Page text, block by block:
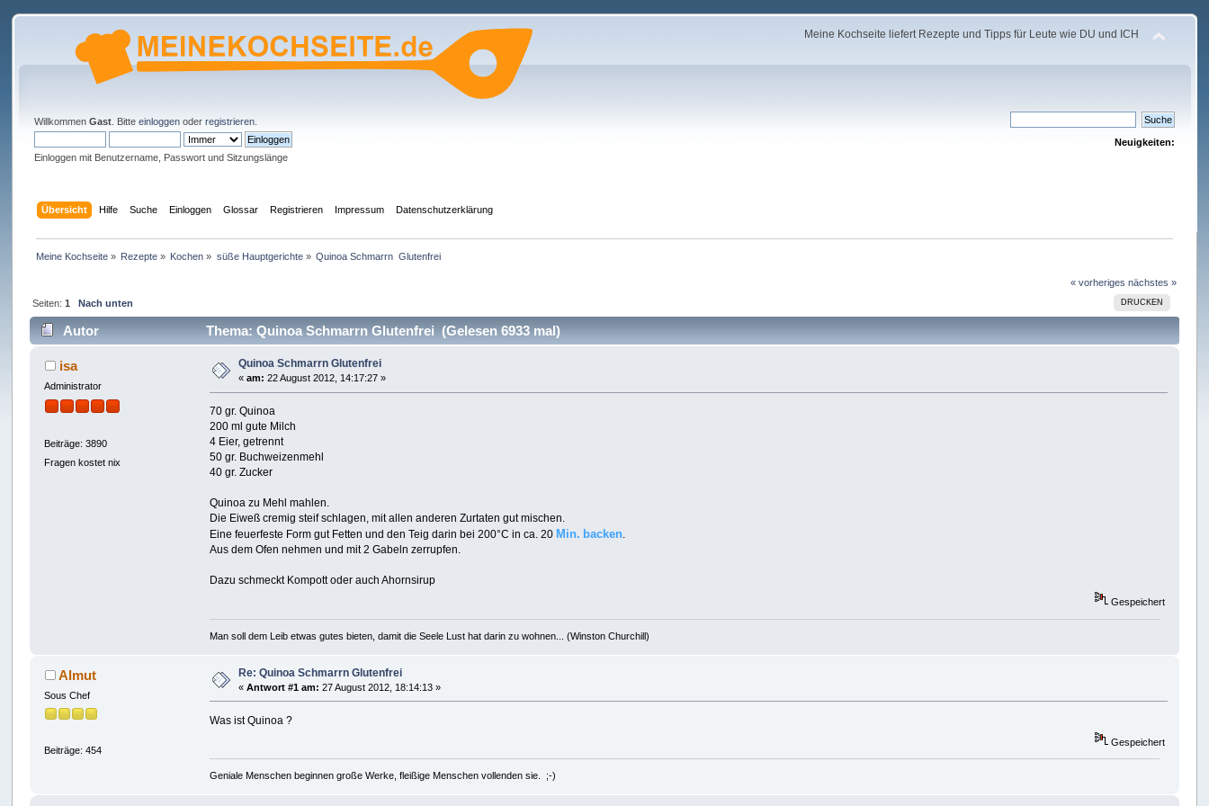
Meine Kochseite liefert Rezepte und Tipps für Leute wie DU und ICH
WillkommenGast . Bitteeinloggen oderregistrieren
Einloggen mit Benutzername, Passwort und Sitzungslänge
Neuigkeiten:
Übersicht Hilfe Suche Einloggen Glossar Registrieren Impressum Datenschutzerklärung
Meine Kochseite» Rezepte » Kochen » süße Hauptgerichte» Quinoa Schmarrn  Glutenfrei
« vorheriges nächstes »
DRUCKEN
Seiten: 1 Nach unten
Autor Thema: Quinoa Schmarrn Glutenfrei (Gelesen 6933 mal)
isa
Administrator
Beiträge: 3890
Fragen kostet nix
Quinoa Schmarrn Glutenfrei
«am: 22 August 2012, 14:17:27 »
70 gr. Quinoa
200 ml gute Milch
4 Eier, getrennt
50 gr. Buchweizenmehl
40 gr. Zucker
Quinoa zu Mehl mahlen.
Die Eiweß cremig steif schlagen, mit allen anderen Zurtaten gut mischen.
Eine feuerfeste Form gut Fetten und den Teig darin bei 200°C in ca. 20 Min. backen.
Aus dem Ofen nehmen und mit 2 Gabeln zerrupfen.
Dazu schmeckt Kompott oder auch Ahornsirup
Gespeichert
Man soll dem Leib etwas gutes bieten, damit die Seele Lust hat darin zu wohnen... (Winston Churchill)
Almut
Sous Chef
Beiträge: 454
Re: Quinoa Schmarrn Glutenfrei
«Antwort #1 am: 27 August 2012, 18:14:13 »
Was ist Quinoa ?
Gespeichert
Geniale Menschen beginnen große Werke, fleißige Menschen vollenden sie. ;-)